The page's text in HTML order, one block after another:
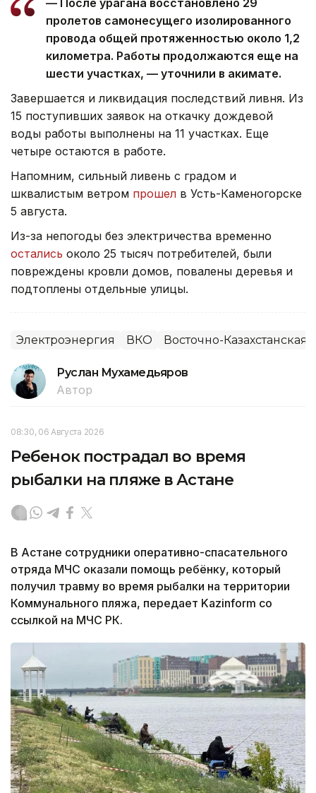
— После урагана восстановлено 29
пролетов самонесущего изолированного
провода общей протяженностью около 1,2
километра. Работы продолжаются еще на
шести участках, — уточнили в акимате.
Завершается и ликвидация последствий ливня. Из
15 поступивших заявок на откачку дождевой
воды работы выполнены на 11 участках. Еще
четыре остаются в работе.
Напомним, сильный ливень с градом и
шквалистым ветром прошел в Усть-Каменогорске
5 августа.
Из-за непогоды без электричества временно
остались около 25 тысяч потребителей, были
повреждены кровли домов, повалены деревья и
подтоплены отдельные улицы.
Электроэнергия ВКО Восточно-Казахстанская
Руслан Мухамедьяров
Автор
08:30, 06 Августа 2026
Ребенок пострадал во время
рыбалки на пляже в Астане
В Астане сотрудники оперативно-спасательного
отряда МЧС оказали помощь ребёнку, который
получил травму во время рыбалки на территории
Коммунального пляжа, передает Kazinform со
ссылкой на МЧС РК.